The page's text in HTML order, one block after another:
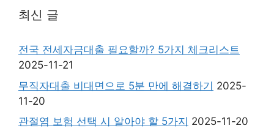
최신 글
전국 전세자금대출 필요할까? 5가지 체크리스트
2025-11-21
무직자대출 비대면으로 5분 만에 해결하기 2025-
11-20
관절염 보험 선택 시 알아야 할 5가지 2025-11-20